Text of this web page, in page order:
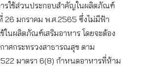
ารใช้ส่วนประกอบสำคัญในผลิตภัณฑ์
26 มกราคม พ.ศ.2565 ซึ่งไม่มีฟ้า
ในผลิตภัณฑ์เสริมอาหาร โดยจะต้อง
าศกระทรวงสาธารณสุข ตาม
มาตรา 6(8) กำหนดอาหารที่ห้าม